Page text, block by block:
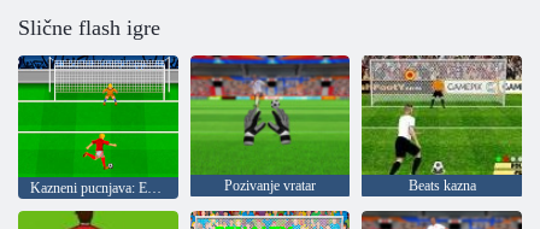
Slične flash igre
Kazneni pucnjava: Euro kup 2016 Pozivanje vratar Beats kazna